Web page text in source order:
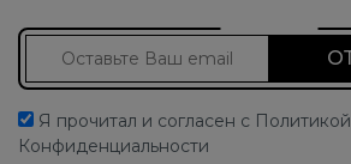
Я прочитал и согласен с Политикой
Конфиденциальности